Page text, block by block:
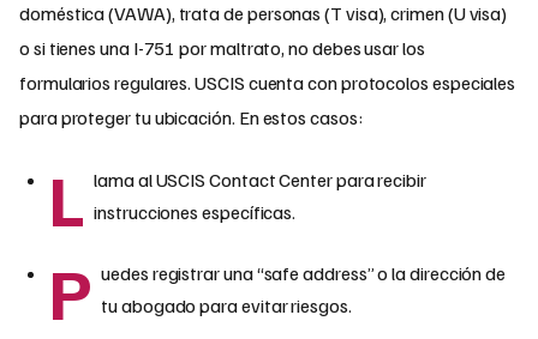
doméstica (VAWA), trata de personas (T visa), crimen (U visa)
o si tienes una I-751 por maltrato, no debes usar los
formularios regulares. USCIS cuenta con protocolos especiales
para proteger tu ubicación. En estos casos:
L lama al USCIS Contact Center para recibir
instrucciones específicas.
P uedes registrar una “safe address” o la dirección de
tu abogado para evitar riesgos.